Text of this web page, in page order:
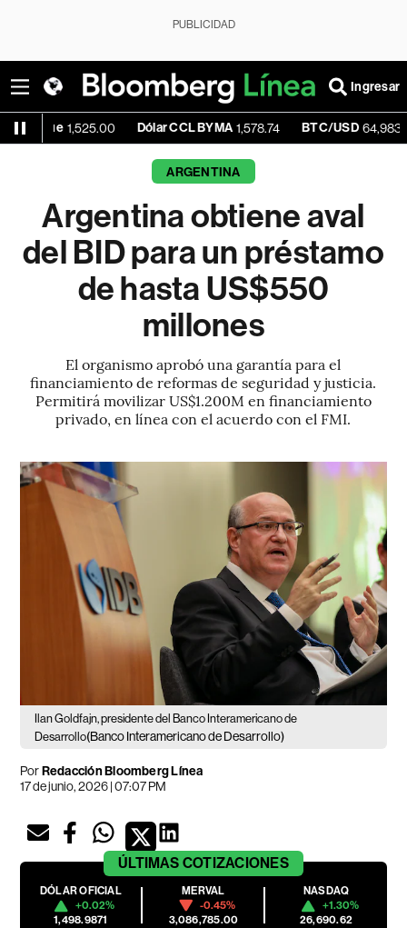
PUBLICIDAD
Ingresar
1,525.00 Dólar CCL BYMA 1,578.74 BTC/USD 64,983.39
ARGENTINA
Argentina obtiene aval
del BID para un préstamo
de hasta US$550
millones
El organismo aprobó una garantía para el
financiamiento de reformas de seguridad y justicia.
Permitirá movilizar US$1.200M en financiamiento
privado, en línea con el acuerdo con el FMI.
Ilan Goldfajn, presidente del Banco Interamericano de
Desarrollo(Banco Interamericano de Desarrollo)
PorRedacción Bloomberg Línea
17 de junio, 2026 | 07:07 PM
ÚLTIMAS COTIZACIONES
DÓLAR OFICIAL
+0.02%
1,498.9871
MERVAL
-0.45%
3,086,785.00
NASDAQ
+1.30%
26,690.62